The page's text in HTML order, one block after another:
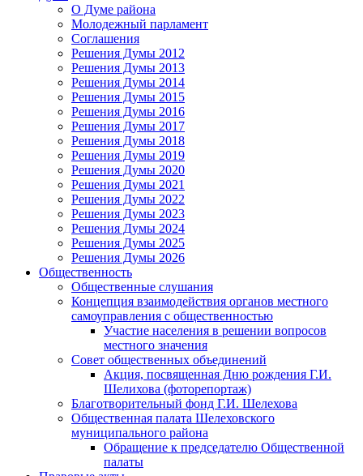
О Думе района
Молодежный парламент
Соглашения
Решения Думы 2012
Решения Думы 2013
Решения Думы 2014
Решения Думы 2015
Решения Думы 2016
Решения Думы 2017
Решения Думы 2018
Решения Думы 2019
Решения Думы 2020
Решения Думы 2021
Решения Думы 2022
Решения Думы 2023
Решения Думы 2024
Решения Думы 2025
Решения Думы 2026
Общественность
Общественные слушания
Концепция взаимодействия органов местного
самоуправления с общественностью
Участие населения в решении вопросов
местного значения
Совет общественных объединений
Акция, посвященная Дню рождения Г.И.
Шелихова (фоторепортаж)
Благотворительный фонд Г.И. Шелехова
Общественная палата Шелеховского
муниципального района
Обращение к председателю Общественной
палаты